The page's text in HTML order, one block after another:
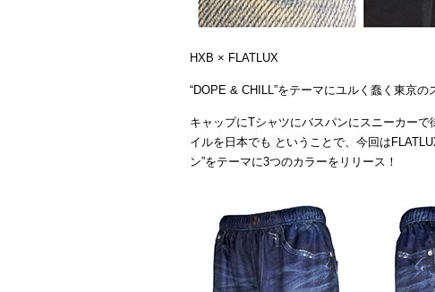
HXB × FLATLUX
“DOPE & CHILL”をテーマにユルく蠢く東京の
キャップにTシャツにバスパンにスニーカー
イルを日本でも ということで、今回は
ン”をテーマに3つのカラーをリリース！